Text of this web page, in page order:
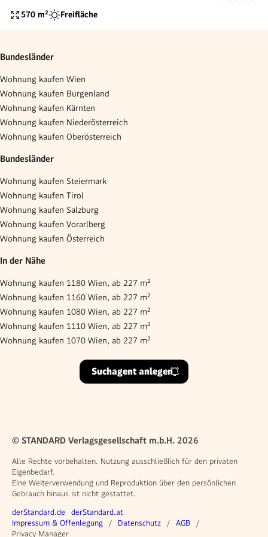
570 m² Freifläche
Bundesländer
Wohnung kaufen Wien
Wohnung kaufen Burgenland
Wohnung kaufen Kärnten
Wohnung kaufen Niederösterreich
Wohnung kaufen Oberösterreich
Bundesländer
Wohnung kaufen Steiermark
Wohnung kaufen Tirol
Wohnung kaufen Salzburg
Wohnung kaufen Vorarlberg
Wohnung kaufen Österreich
In der Nähe
Wohnung kaufen 1180 Wien, ab 227 m²
Wohnung kaufen 1160 Wien, ab 227 m²
Wohnung kaufen 1080 Wien, ab 227 m²
Wohnung kaufen 1110 Wien, ab 227 m²
Wohnung kaufen 1070 Wien, ab 227 m²
Suchagent anlegen
© STANDARD Verlagsgesellschaft m.b.H. 2026
Alle Rechte vorbehalten. Nutzung ausschließlich für den privaten
Eigenbedarf.
Eine Weiterverwendung und Reproduktion über den persönlichen
Gebrauch hinaus ist nicht gestattet.
Weitere Angebote
derStandard.de derStandard.at
Rechtliches
Impressum & Offenlegung Datenschutz
AGB
Privacy Manager